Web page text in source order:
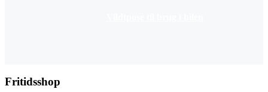
Fritidsshop